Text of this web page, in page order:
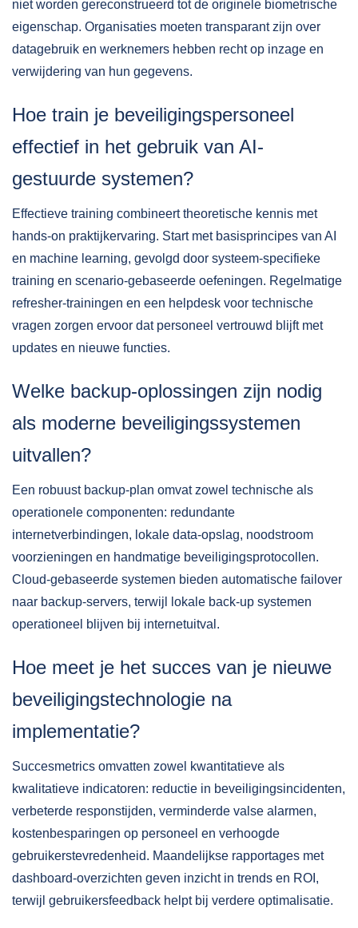
niet worden gereconstrueerd tot de originele biometrische
eigenschap. Organisaties moeten transparant zijn over
datagebruik en werknemers hebben recht op inzage en
verwijdering van hun gegevens.
Hoe train je beveiligingspersoneel
effectief in het gebruik van AI-
gestuurde systemen?
Effectieve training combineert theoretische kennis met
hands-on praktijkervaring. Start met basisprincipes van AI
en machine learning, gevolgd door systeem-specifieke
training en scenario-gebaseerde oefeningen. Regelmatige
refresher-trainingen en een helpdesk voor technische
vragen zorgen ervoor dat personeel vertrouwd blijft met
updates en nieuwe functies.
Welke backup-oplossingen zijn nodig
als moderne beveiligingssystemen
uitvallen?
Een robuust backup-plan omvat zowel technische als
operationele componenten: redundante
internetverbindingen, lokale data-opslag, noodstroom
voorzieningen en handmatige beveiligingsprotocollen.
Cloud-gebaseerde systemen bieden automatische failover
naar backup-servers, terwijl lokale back-up systemen
operationeel blijven bij internetuitval.
Hoe meet je het succes van je nieuwe
beveiligingstechnologie na
implementatie?
Succesmetrics omvatten zowel kwantitatieve als
kwalitatieve indicatoren: reductie in beveiligingsincidenten,
verbeterde responstijden, verminderde valse alarmen,
kostenbesparingen op personeel en verhoogde
gebruikerstevredenheid. Maandelijkse rapportages met
dashboard-overzichten geven inzicht in trends en ROI,
terwijl gebruikersfeedback helpt bij verdere optimalisatie.